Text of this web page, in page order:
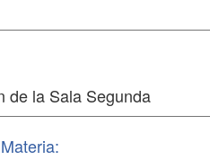
Materia: